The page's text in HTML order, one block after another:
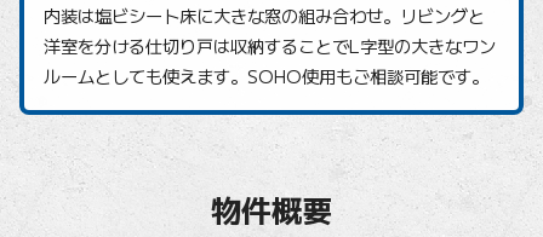
内装は塩ビシート床に大きな窓の組み合わせ。リビングと
洋室を分ける仕切り戸は収納することでL字型の大きなワン
ルームとしても使えます。SOHO使用もご相談可能です。
物件概要